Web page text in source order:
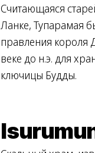
Считающаяся
Ланке, Тупарамая
правления короля
веке до н.э. для
ключицы Будды.